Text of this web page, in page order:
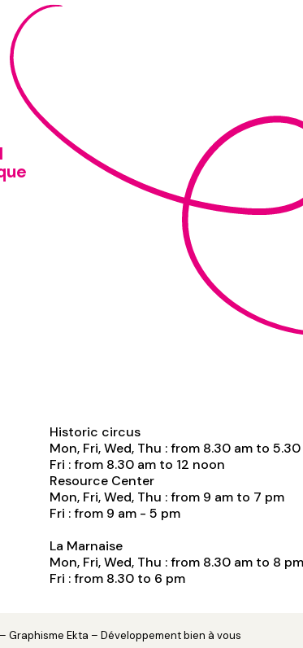
Historic circus
Mon, Fri, Wed, Thu : from 8.30 am to
Fri : from 8.30 am to 12 noon
Resource Center
Mon, Fri, Wed, Thu : from 9 am to 7 pm
Fri : from 9 am - 5 pm
La Marnaise
Mon, Fri, Wed, Thu : from 8.30 am to 8 pm
Fri : from 8.30 to 6 pm
Graphisme Ekta – Développementbien à vous